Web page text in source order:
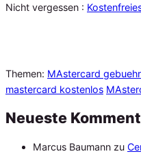
Nicht vergessen :
Themen: MAstercard
mastercard kostenlos
Neueste
Marcus Baumann zu